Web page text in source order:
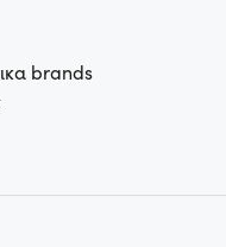
brands